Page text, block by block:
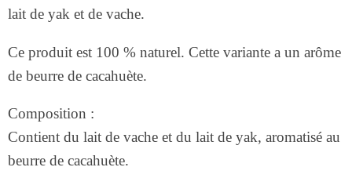
lait de yak et de vache.
Ce produit est 100 % naturel. Cette variante a un arôme
de beurre de cacahuète.
Composition :
Contient du lait de vache et du lait de yak, aromatisé au
beurre de cacahuète.